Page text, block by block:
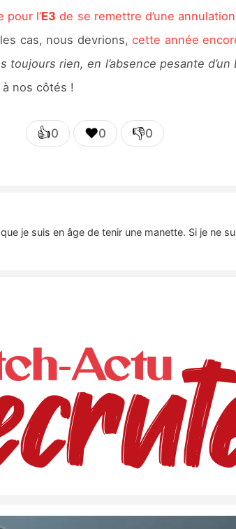
pour l’E3 de se remettre d’une annulation
cas, nous devrions,cette année
toujours rien, en l’absence pesante
nos côtés !
👍0 ❤️0 👎0
je suis en âge de tenir une manette. Si je ne